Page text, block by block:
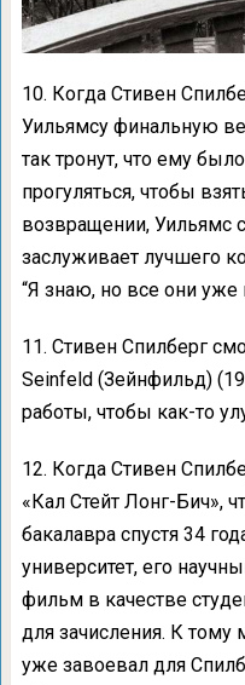
10. Когда Стивен
Уильямсу финальную
так тронут, что ему
прогуляться, чтобы
возвращении, Уильямс
заслуживает лучшего
“Я знаю, но все они уже
11. Стивен Спилберг
Seinfeld (Зейнфильд)
работы, чтобы как-то
12. Когда Стивен
«Кал Стейт Лонг-Бич»,
бакалавра спустя 34
университет, его
фильм в качестве
для зачисления. К
уже завоевал для